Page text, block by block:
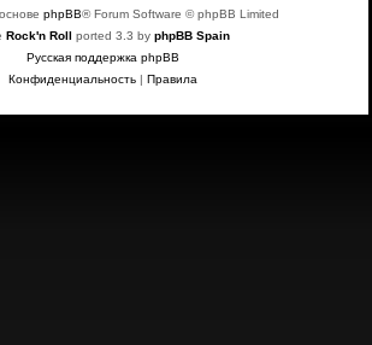
phpBB® Forum Software © phpBB Limited
Rock'n Roll ported 3.3 by phpBB Spain
Русская поддержка phpBB
Конфиденциальность| Правила